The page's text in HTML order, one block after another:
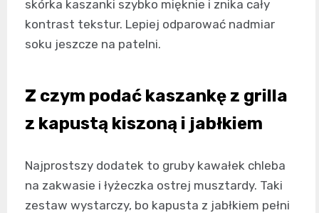
skórka kaszanki szybko mięknie i znika cały
kontrast tekstur. Lepiej odparować nadmiar
soku jeszcze na patelni.
Z czym podać kaszankę z grilla
z kapustą kiszoną i jabłkiem
Najprostszy dodatek to gruby kawałek chleba
na zakwasie i łyżeczka ostrej musztardy. Taki
zestaw wystarczy, bo kapusta z jabłkiem pełni